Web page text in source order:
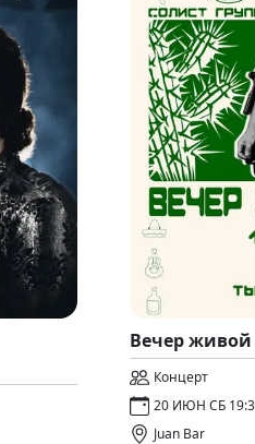
Вечер
Концерт
20 ИЮН СБ
Juan Bar